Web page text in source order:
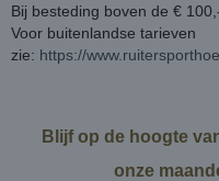
Bij besteding boven de €
Voor buitenlandse tarieven
zie: https://
Blijf op de hoogte
onze